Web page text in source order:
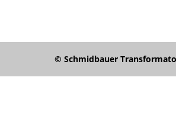
© Schmidbauer